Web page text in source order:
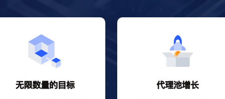
无限数量的目标 代理池增长